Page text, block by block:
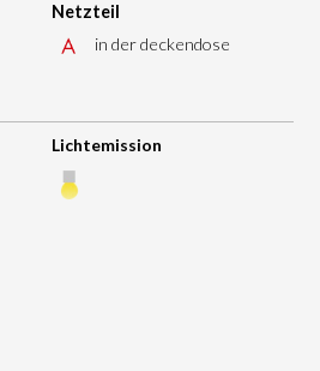
Netzteil
in der deckendose
Lichtemission